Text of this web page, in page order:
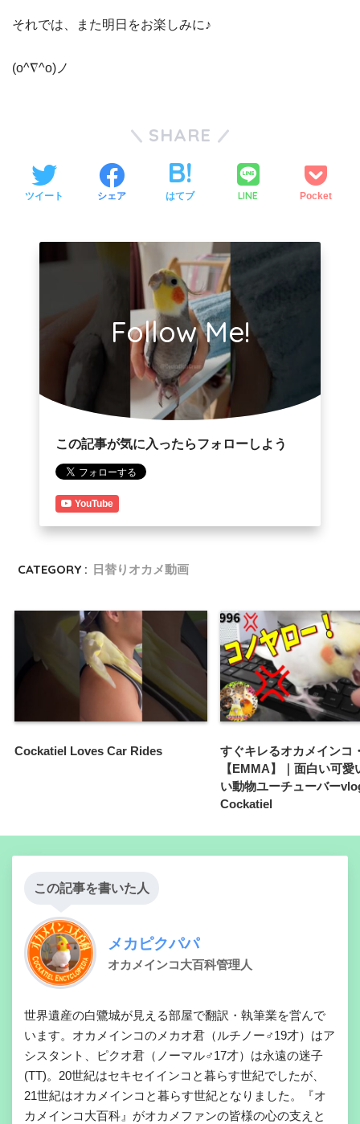
それでは、また明日をお楽しみに♪
(o^∇^o)ノ
SHARE
ツイート シェア はてブ LINE Pocket
Follow Me!
この記事が気に入ったらフォローしよう
YouTube
CATEGORY : 日替りオカメ動画
Cockatiel Loves Car Rides
すぐキレるオカメインコ
【EMMA】｜面白い可愛
い動物ユーチューバー
Cockatiel
この記事を書いた人
メカピクパパ
オカメインコ大百科管理人
世界遺産の白鷺城が見える部屋で翻訳・執筆業を営んで
います。オカメインコのメカオ君（ルチノー♂19才）はア
シスタント、ピクオ君（ノーマル♂17才）は永遠の迷子
(TT)。20世紀はセキセイインコと暮らす世紀でしたが、
21世紀はオカメインコと暮らす世紀となりました。『オ
カメインコ大百科』がオカメファンの皆様の心の支えと